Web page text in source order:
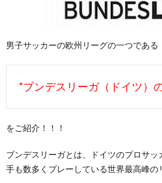
男子サッカーの欧州リーグの一つである
”ブンデスリーガ（ドイツ）
をご紹介！！！
ブンデスリーガとは、ドイツのプロサ
手も数多くプレーしている世界最高峰の